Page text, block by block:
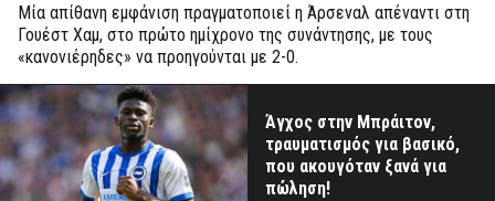
Μία απίθανη εμφάνιση πραγματοποιεί η Άρσεναλ απέναντι στη
Γουέστ Χαμ, στο πρώτο ημίχρονο της συνάντησης, με τους
«κανονιέρηδες» να προηγούνται με 2-0.
Άγχος στην Μπράιτον,
τραυματισμός για βασικό,
που ακουγόταν ξανά για
πώληση!